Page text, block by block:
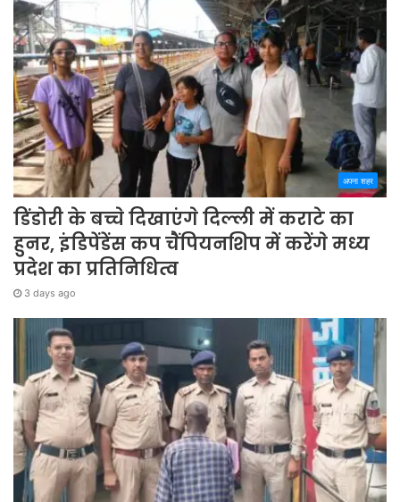
अपना शहर
डिंडोरी के बच्चे दिखाएंगे दिल्ली में कराटे का
हुनर, इंडिपेंडेंस कप चैंपियनशिप में करेंगे मध्य
प्रदेश का प्रतिनिधित्व
3 days ago